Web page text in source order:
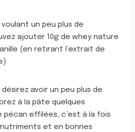
un peu plus de
ajouter 10g de whey nature
(en retirant l’extrait de
avoir un peu plus de
à la pâte quelques
pécan effilées, c’est à la fois
et en bonnes